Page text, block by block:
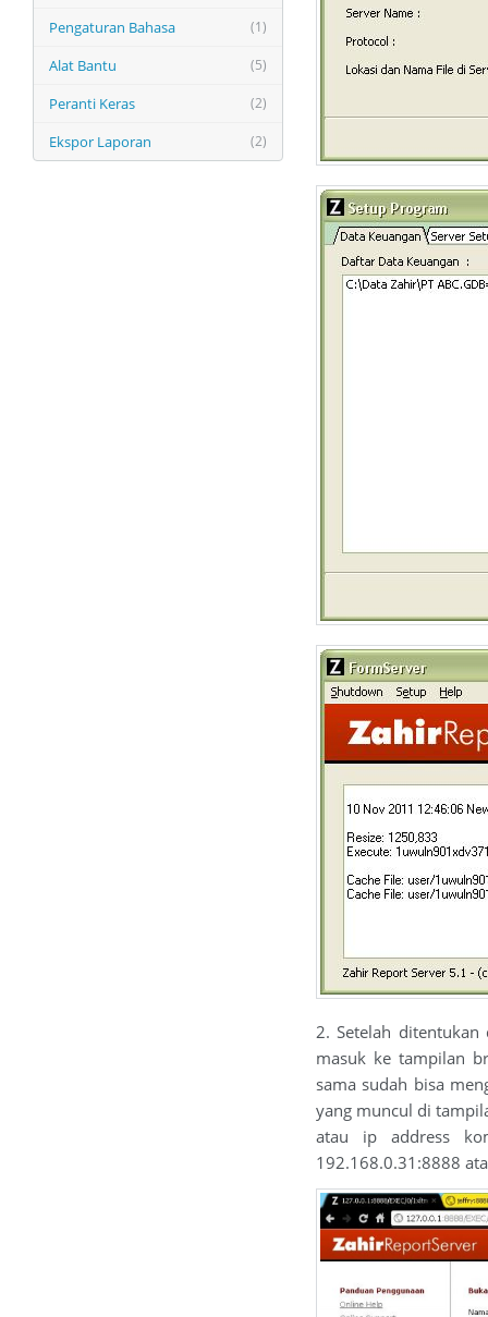
(1)
Pengaturan Bahasa
(5)
Alat Bantu
(2)
Peranti Keras
(2)
Ekspor Laporan
2. Setelah
masuk ke tampilan
sama sudah bisa
yang muncul di
atau ip address
192.168.0.31:8888